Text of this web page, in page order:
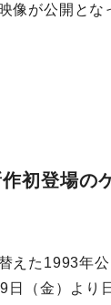
像が公開とな
初登場の
えた1993年
日（金）より